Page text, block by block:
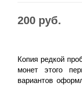
200 руб.
Копия редкой
монет этого
вариантов